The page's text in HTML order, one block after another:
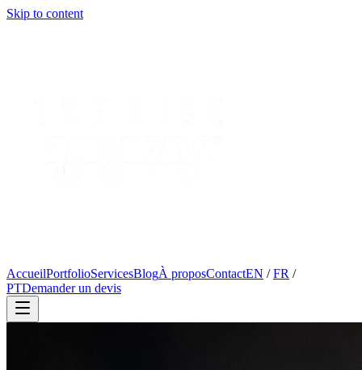
Skip to content
AccueilPortfolioServicesBlogÀ proposContactEN /FR /
PTDemander un devis